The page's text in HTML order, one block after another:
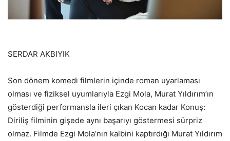
SERDAR AKBIYIK
Son dönem komedi filmlerin içinde roman uyarlaması
olması ve fiziksel uyumlarıyla Ezgi Mola, Murat Yıldırım’ın
gösterdiği performansla ileri çıkan Kocan kadar Konuş:
Diriliş filminin gişede aynı başarıyı göstermesi sürpriz
olmaz. Filmde Ezgi Mola’nın kalbini kaptırdığı Murat Yıldırım